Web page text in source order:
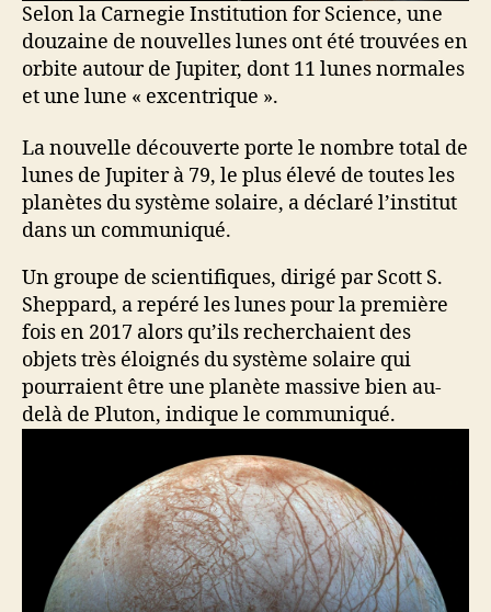
Selon la Carnegie Institution for Science, une
douzaine de nouvelles lunes ont été trouvées en
orbite autour de Jupiter, dont 11 lunes normales
et une lune « excentrique ».
La nouvelle découverte porte le nombre total de
lunes de Jupiter à 79, le plus élevé de toutes les
planètes du système solaire, a déclaré l’institut
dans un communiqué.
Un groupe de scientifiques, dirigé par Scott S.
Sheppard, a repéré les lunes pour la première
fois en 2017 alors qu’ils recherchaient des
objets très éloignés du système solaire qui
pourraient être une planète massive bien au-
delà de Pluton, indique le communiqué.